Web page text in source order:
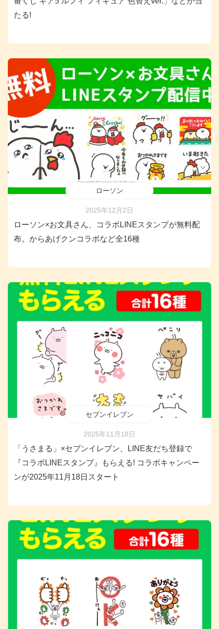
たる!
ローソン
2025年12月2日
ローソン×お文具さん、コラボLINEスタンプが無料配
布。からあげクンコラボなど全16種
セブンイレブン
2025年11月18日
「うさまる」×セブンイレブン、LINE友だち登録で
『コラボLINEスタンプ』もらえる! コラボキャンペー
ンが2025年11月18日スタート